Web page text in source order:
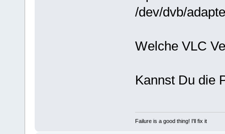
/dev/dvb/
Welche VLC
Kannst Du die
Failure is a good thing! I'll fix it